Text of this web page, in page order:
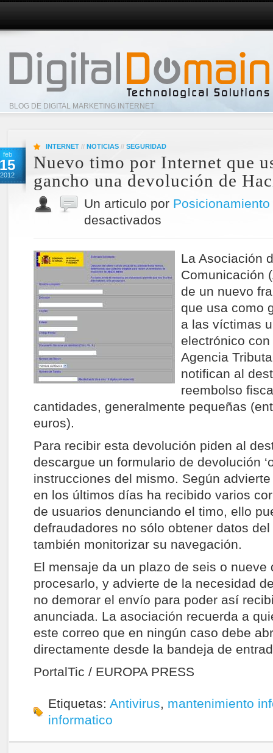
BLOG DE DIGITAL MARKETING INTERNET
feb
15
2012
INTERNET // NOTICIAS // SEGURIDAD
Nuevo timo por Internet que
gancho una devolución de
Un articulo por Posicionamiento
desactivados
La Asociación
Comunicación
de un nuevo
que usa como
a las víctimas
electrónico
Agencia
notifican al
reembolso
cantidades, generalmente pequeñas
euros).
Para recibir esta devolución piden al
descargue un formulario de devolución
instrucciones del mismo. Según
en los últimos días ha recibido varios
de usuarios denunciando el timo, ello
defraudadores no sólo obtener datos
también monitorizar su navegación.
El mensaje da un plazo de seis o nueve
procesarlo, y advierte de la necesidad
no demorar el envío para poder así
anunciada. La asociación recuerda a
este correo que en ningún caso debe
directamente desde la bandeja de
PortalTic / EUROPA PRESS
Etiquetas: Antivirus, mantenimiento
informatico